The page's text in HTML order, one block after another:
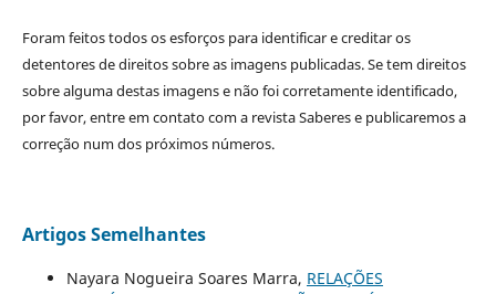
Foram feitos todos os esforços para identificar e creditar os
detentores de direitos sobre as imagens publicadas. Se tem direitos
sobre alguma destas imagens e não foi corretamente identificado,
por favor, entre em contato com a revista Saberes e publicaremos a
correção num dos próximos números.
Artigos Semelhantes
Nayara Nogueira Soares Marra, RELAÇÕES